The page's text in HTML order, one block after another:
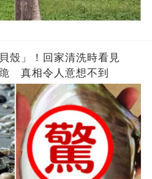
殼」！回家清洗時看見
真相令人意想不到